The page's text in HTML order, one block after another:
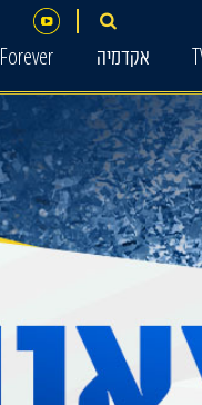
אקדמיה Forever